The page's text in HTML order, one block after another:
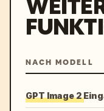
NACH MODELL
GPT Image 2